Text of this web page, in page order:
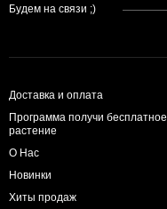
Будем на связи ;)
Доставка и оплата
Программа получи бесплатное
растение
О Нас
Новинки
Хиты продаж